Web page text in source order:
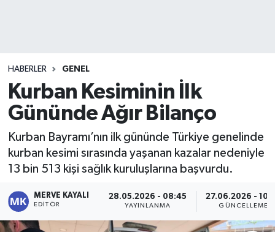
HABERLER GENEL
Kurban Kesiminin İlk
Gününde Ağır Bilanço
Kurban Bayramı’nın ilk gününde Türkiye genelinde
kurban kesimi sırasında yaşanan kazalar nedeniyle
13 bin 513 kişi sağlık kuruluşlarına başvurdu.
MERVE KAYALI
EDITÖR
28.05.2026 - 08:45
YAYINLANMA
27.06.2026 -
GÜNCELLEME